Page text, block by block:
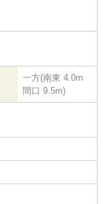
一方(南東 4.0m
間口 9.5m)